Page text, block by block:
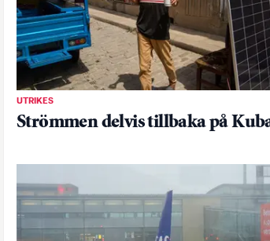
UTRIKES
Strömmen delvis tillbaka på